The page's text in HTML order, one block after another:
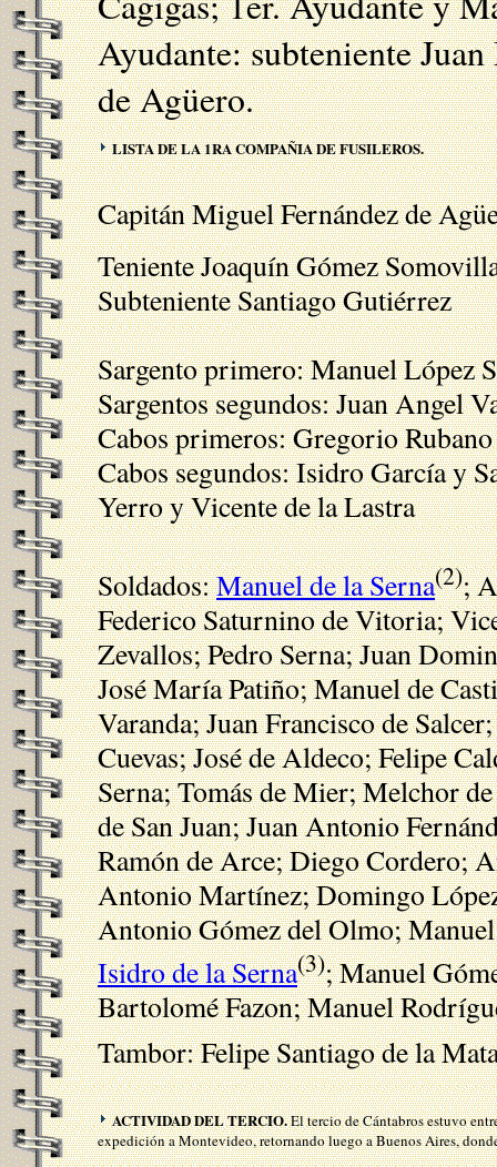
Ayudante: subteniente
de Agüero.
LISTA DE LA 1RA COMPAÑIA DE FUSILEROS.
Capitán Miguel Fernández de
Teniente Joaquín Gómez
Subteniente Santiago Gutiérrez
Sargento primero: Manuel López
Sargentos segundos: Juan Angel
Cabos primeros: Gregorio
Cabos segundos: Isidro García y
Yerro y Vicente de la Lastra
Soldados:Manuel de la Serna(2);
Federico Saturnino de Vitoria;
Zevallos; Pedro Serna; Juan
José María Patiño; Manuel de
Varanda; Juan Francisco de
Cuevas; José de Aldeco; Felipe
Serna; Tomás de Mier; Melchor
de San Juan; Juan Antonio
Ramón de Arce; Diego Cordero;
Antonio Martínez; Domingo
Antonio Gómez del Olmo; Manuel
Isidro de la Serna(3); Manuel
Bartolomé Fazon; Manuel
Tambor: Felipe Santiago de la
ACTIVIDAD DEL TERCIO.El tercio de Cántabros estuvo
expedición a Montevideo, retornando luego a Buenos Aires,